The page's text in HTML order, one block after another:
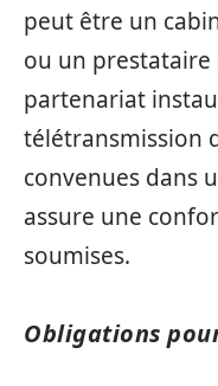
peut être un
ou un prestataire
partenariat
télétransmission
convenues dans
assure une
soumises.
Obligations pour